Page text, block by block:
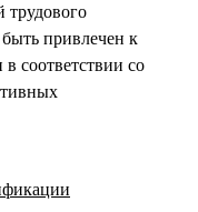
быть привлечен к
соответствии со